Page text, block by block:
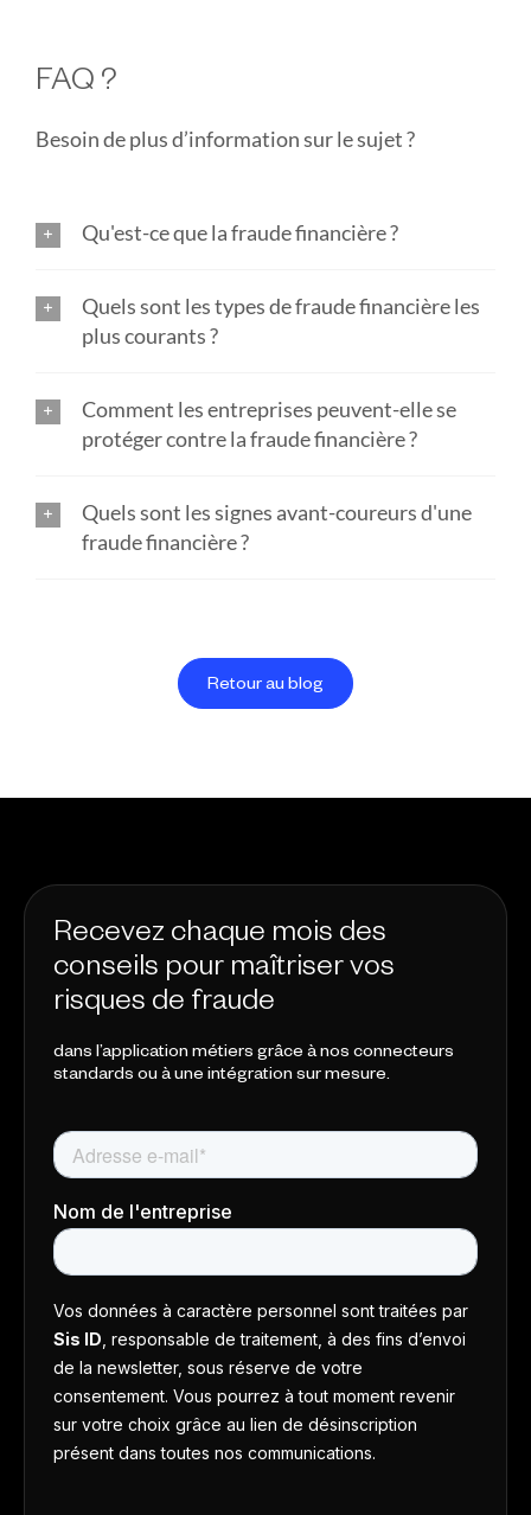
FAQ ?
Besoin de plus d’information sur le sujet ?
Qu'est-ce que la fraude financière ?
Quels sont les types de fraude financière les
plus courants ?
Comment les entreprises peuvent-elle se
protéger contre la fraude financière ?
Quels sont les signes avant-coureurs d'une
fraude financière ?
Retour au blog
Recevez chaque mois des
conseils pour maîtriser vos
risques de fraude
dans l’application métiers grâce à nos connecteurs
standards ou à une intégration sur mesure.